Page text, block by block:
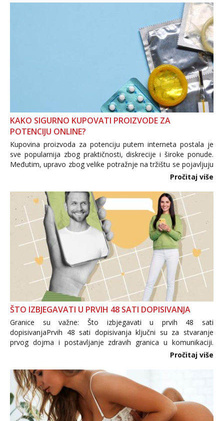
KAKO SIGURNO KUPOVATI PROIZVODE ZA
POTENCIJU ONLINE?
Kupovina proizvoda za potenciju putem interneta postala je
sve popularnija zbog praktičnosti, diskrecije i široke ponude.
Međutim, upravo zbog velike potražnje na tržištu se pojavljuju
i brojni krivotvoreni proizvodi, nepouzdane internetske
Pročitaj više
ŠTO IZBJEGAVATI U PRVIH 48 SATI DOPISIVANJA
Granice su važne: Što izbjegavati u prvih 48 sati
dopisivanjaPrvih 48 sati dopisivanja ključni su za stvaranje
prvog dojma i postavljanje zdravih granica u komunikaciji.
Važno je izbjeći prebrzo otkrivanje osobnih ili intimnih
informacija, jer nepoznata osoba još nije zaslužila to
povjerenje. Takođe...
Pročitaj više